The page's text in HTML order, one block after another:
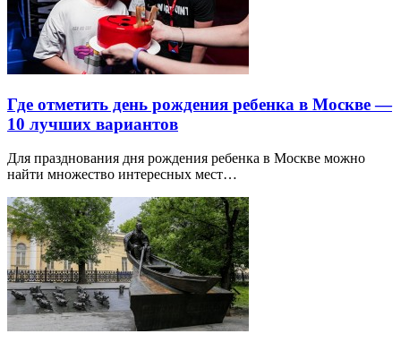
Где отметить день рождения ребенка в Москве —
10 лучших вариантов
Для празднования дня рождения ребенка в Москве можно
найти множество интересных мест…